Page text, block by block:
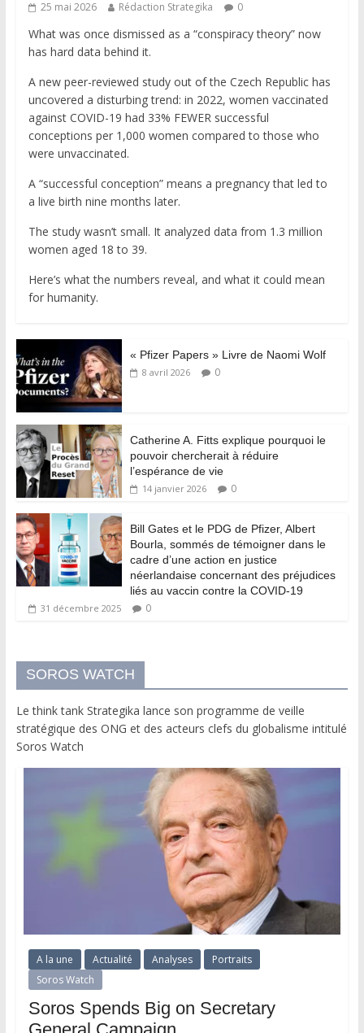
25 mai 2026 Rédaction Strategika 0
What was once dismissed as a “conspiracy theory” now
has hard data behind it.
A new peer-reviewed study out of the Czech Republic has
uncovered a disturbing trend: in 2022, women vaccinated
against COVID-19 had 33% FEWER successful
conceptions per 1,000 women compared to those who
were unvaccinated.
A “successful conception” means a pregnancy that led to
a live birth nine months later.
The study wasn’t small. It analyzed data from 1.3 million
women aged 18 to 39.
Here’s what the numbers reveal, and what it could mean
for humanity.
« Pfizer Papers » Livre de Naomi Wolf
8 avril 2026 0
Catherine A. Fitts explique pourquoi le
pouvoir chercherait à réduire
l’espérance de vie
14 janvier 2026 0
Bill Gates et le PDG de Pfizer, Albert
Bourla, sommés de témoigner dans le
cadre d’une action en justice
néerlandaise concernant des préjudices
liés au vaccin contre la COVID-19
31 décembre 2025 0
SOROS WATCH
Le think tank Strategika lance son programme de veille
stratégique des ONG et des acteurs clefs du globalisme intitulé
Soros Watch
A la une Actualité Analyses
Portraits
Soros Watch
Soros Spends Big on Secretary